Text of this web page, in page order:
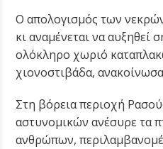
Ο απολογισμός των
κι αναμένεται να αυξηθεί
ολόκληρο χωριό
χιονοστιβάδα,
Στη βόρεια περιοχή
αστυνομικών ανέσυρε τα
ανθρώπων,